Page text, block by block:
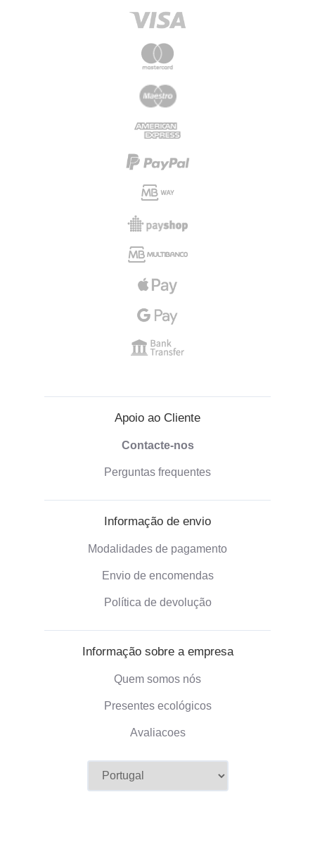
Apoio ao Cliente
Contacte-nos
Perguntas frequentes
Informação de envio
Modalidades de pagamento
Envio de encomendas
Política de devolução
Informação sobre a empresa
Quem somos nós
Presentes ecológicos
Avaliacoes